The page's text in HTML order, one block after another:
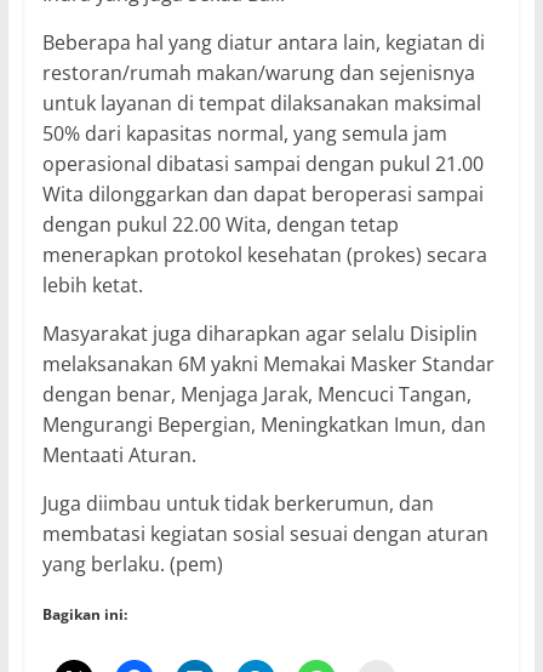
Beberapa hal yang diatur antara lain, kegiatan di
restoran/rumah makan/warung dan sejenisnya
untuk layanan di tempat dilaksanakan maksimal
50% dari kapasitas normal, yang semula jam
operasional dibatasi sampai dengan pukul 21.00
Wita dilonggarkan dan dapat beroperasi sampai
dengan pukul 22.00 Wita, dengan tetap
menerapkan protokol kesehatan (prokes) secara
lebih ketat.
Masyarakat juga diharapkan agar selalu Disiplin
melaksanakan 6M yakni Memakai Masker Standar
dengan benar, Menjaga Jarak, Mencuci Tangan,
Mengurangi Bepergian, Meningkatkan Imun, dan
Mentaati Aturan.
Juga diimbau untuk tidak berkerumun, dan
membatasi kegiatan sosial sesuai dengan aturan
yang berlaku. (pem)
Bagikan ini: